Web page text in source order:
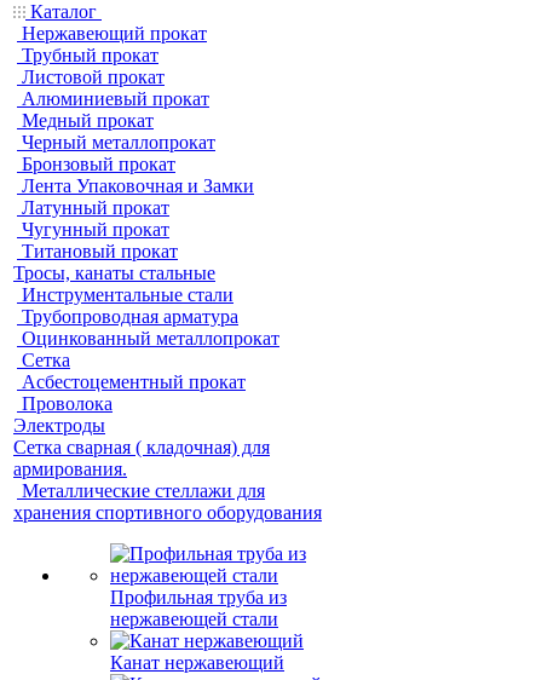
Каталог
Нержавеющий прокат
Трубный прокат
Листовой прокат
Алюминиевый прокат
Медный прокат
Черный металлопрокат
Бронзовый прокат
Лента Упаковочная и Замки
Латунный прокат
Чугунный прокат
Титановый прокат
Тросы, канаты стальные
Инструментальные стали
Трубопроводная арматура
Оцинкованный металлопрокат
Сетка
Асбестоцементный прокат
Проволока
Электроды
Сетка сварная ( кладочная) для
армирования.
Металлические стеллажи для
хранения спортивного оборудования
Профильная труба из
нержавеющей стали
Канат нержавеющий